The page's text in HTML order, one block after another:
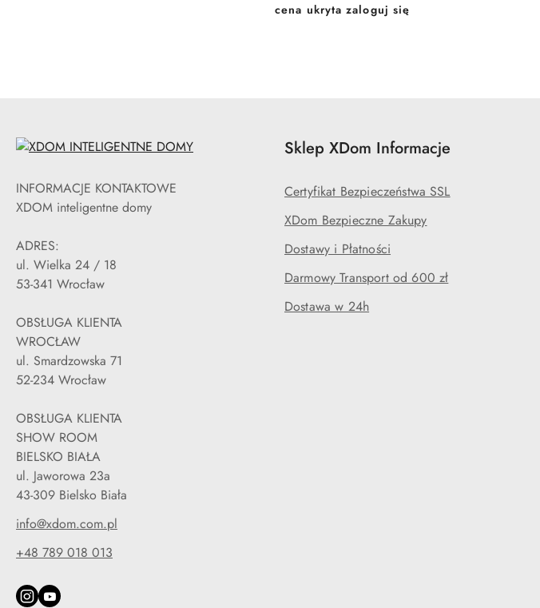
Cena:
cena ukryta zaloguj się
INFORMACJE KONTAKTOWE
XDOM inteligentne domy
ADRES:
ul. Wielka 24 / 18
53-341 Wrocław
OBSŁUGA KLIENTA
WROCŁAW
ul. Smardzowska 71
52-234 Wrocław
OBSŁUGA KLIENTA
SHOW ROOM
BIELSKO BIAŁA
ul. Jaworowa 23a
43-309 Bielsko Biała
info@xdom.com.pl
+48 789 018 013
Sklep XDom Informacje
Certyfikat Bezpieczeństwa SSL
XDom Bezpieczne Zakupy
Dostawy i Płatności
Darmowy Transport od 600 zł
Dostawa w 24h